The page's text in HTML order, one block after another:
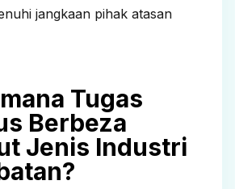
jangkaan pihak atasan
Tugas
Berbeza
Jenis Industri